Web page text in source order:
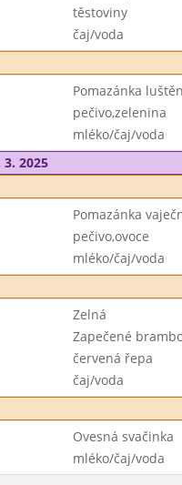
těstoviny
čaj/voda
Pomazánka
pečivo,zelenina
mléko/čaj/voda
3. 2025
Pomazánka
pečivo,ovoce
mléko/čaj/voda
Zelná
Zapečené
červená řepa
čaj/voda
Ovesná svačinka
mléko/čaj/voda